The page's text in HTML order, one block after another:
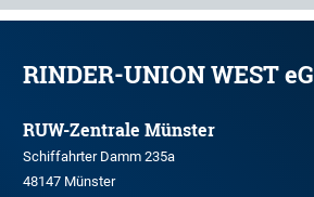
RINDER-UNION WEST eG
RUW-Zentrale Münster
Schiffahrter Damm 235a
48147 Münster